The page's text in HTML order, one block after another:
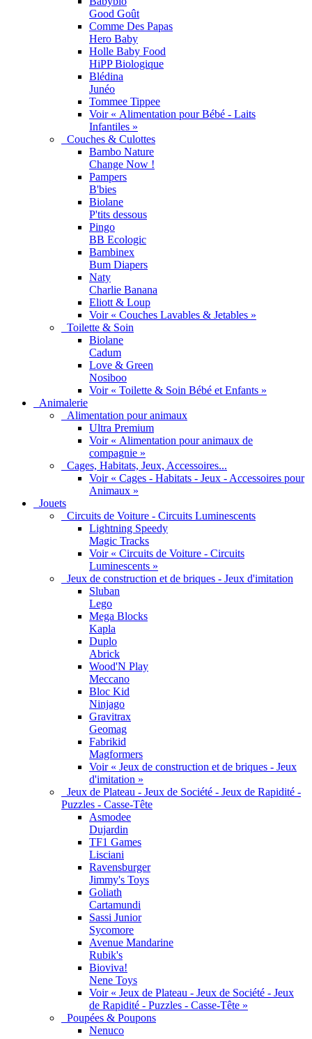
Good Goût
Comme Des Papas
Hero Baby
Holle Baby Food
HiPP Biologique
Blédina
Junéo
Tommee Tippee
Voir « Alimentation pour Bébé - Laits
Infantiles »
Couches & Culottes
Bambo Nature
Change Now !
Pampers
B'bies
Biolane
P'tits dessous
Pingo
BB Ecologic
Bambinex
Bum Diapers
Naty
Charlie Banana
Eliott & Loup
Voir « Couches Lavables & Jetables »
Toilette & Soin
Biolane
Cadum
Love & Green
Nosiboo
Voir « Toilette & Soin Bébé et Enfants »
Animalerie
Alimentation pour animaux
Ultra Premium
Voir « Alimentation pour animaux de
compagnie »
Cages, Habitats, Jeux, Accessoires...
Voir « Cages - Habitats - Jeux - Accessoires pour
Animaux »
Jouets
Circuits de Voiture - Circuits Luminescents
Lightning Speedy
Magic Tracks
Voir « Circuits de Voiture - Circuits
Luminescents »
Jeux de construction et de briques - Jeux d'imitation
Sluban
Lego
Mega Blocks
Kapla
Duplo
Abrick
Wood'N Play
Meccano
Bloc Kid
Ninjago
Gravitrax
Geomag
Fabrikid
Magformers
Voir « Jeux de construction et de briques - Jeux
d'imitation »
Jeux de Plateau - Jeux de Société - Jeux de Rapidité -
Puzzles - Casse-Tête
Asmodee
Dujardin
TF1 Games
Lisciani
Ravensburger
Jimmy's Toys
Goliath
Cartamundi
Sassi Junior
Sycomore
Avenue Mandarine
Rubik's
Bioviva!
Nene Toys
Voir « Jeux de Plateau - Jeux de Société - Jeux
de Rapidité - Puzzles - Casse-Tête »
Poupées & Poupons
Nenuco